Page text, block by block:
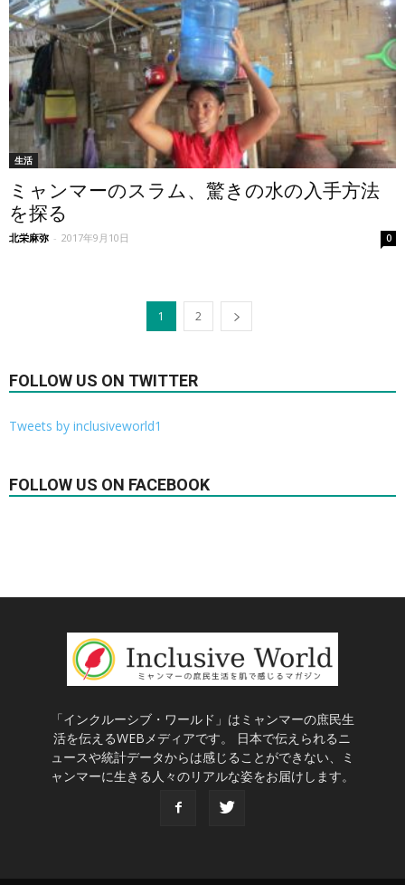
生活
ミャンマーのスラム、驚きの水の入手方法
を探る
北栄麻弥 - 2017年9月10日 0
1 2
FOLLOW US ON TWITTER
Tweets by inclusiveworld1
FOLLOW US ON FACEBOOK
「インクルーシブ・ワールド」はミャンマーの庶民生
活を伝えるWEBメディアです。 日本で伝えられるニ
ュースや統計データからは感じることができない、ミ
ャンマーに生きる人々のリアルな姿をお届けします。